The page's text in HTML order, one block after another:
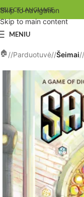
Skip to navigation
Skip to main content
SELECT LANGUAGE
MENIU
/ Parduotuvė/ Šeimai/